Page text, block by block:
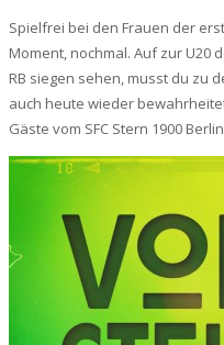
Spielfrei bei den Frauen der
Moment, nochmal. Auf zur U20
RB siegen sehen, musst du zu
auch heute wieder
Gäste vom SFC Stern 1900